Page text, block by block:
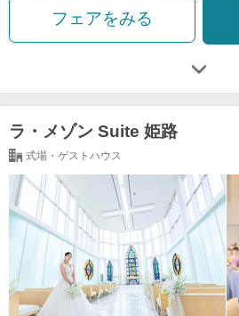
フェアをみる
ラ・メゾン Suite 姫路
式場・ゲストハウス